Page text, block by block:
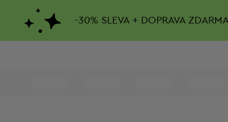
-30% SLEVA + DOPRAVA ZDARMA